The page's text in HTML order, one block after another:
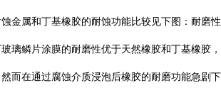
金属和丁基橡胶的耐蚀功能比较见下图：耐磨性
璃鳞片涂膜的耐磨性优于天然橡胶和丁基橡胶，
而在通过腐蚀介质浸泡后橡胶的耐磨功能急剧下